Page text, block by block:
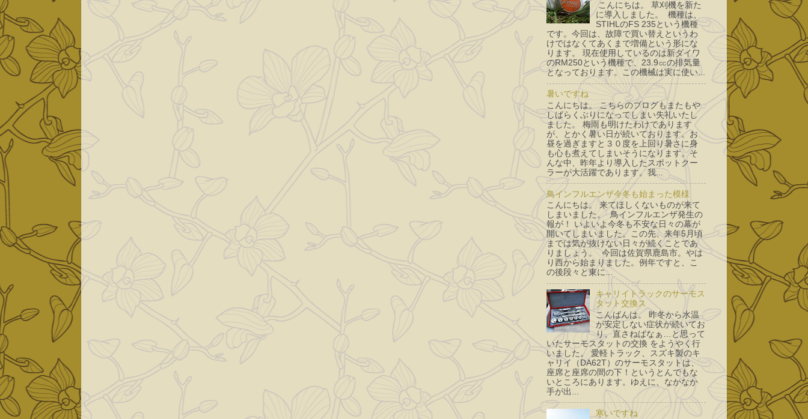
こんにちは。 草刈機を新た
に導入しました。 機種は、
STIHLのFS 235という機種
です。今回は、故障で買い替えというわ
けではなくてあくまで増備という形にな
ります。 現在使用しているのは新ダイワ
のRM250という機種で、23.9㏄の排気量
となっております。この機械は実に使い...
暑いですね
こんにちは。 こちらのブログもまたもや
しばらくぶりになってしまい失礼いたし
ました。 梅雨も明けたわけであります
が、とかく暑い日が続いております。お
昼を過ぎますと３０度を上回り暑さに身
も心も煮えてしまいそうになります。そ
んな中、昨年より導入したスポットクー
ラーが大活躍であります。我...
鳥インフルエンザ今冬も始まった模様
こんにちは。 来てほしくないものが来て
しまいました。 鳥インフルエンザ発生の
報が！ いよいよ今冬も不安な日々の幕が
開いてしまいました。この先、来年5月頃
までは気が抜けない日々が続くことであ
りましょう。 今回は佐賀県鹿島市。やは
り西から始まりました。例年ですと、こ
の後段々と東に...
キャリイトラックのサーモス
タット交換ス
こんばんは。 昨冬から水温
が安定しない症状が続いてお
り、直さねばなぁ…と思って
いたサーモスタットの交換 をようやく行
いました。 愛軽トラック、スズキ製のキ
ャリイ（DA62T）のサーモスタットは、
座席と座席の間の下！というとんでもな
いところにあります。ゆえに、なかなか
手が出...
寒いですね